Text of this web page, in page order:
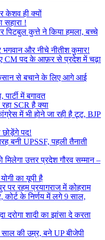
केशव ही क्यों
सहारा !
पिटबुल कुत्ते ने किया हमला, बच्चे
भगवान और नीचे नीतीश कुमार!
गए CM पद के आफ़र से प्रदेश में चढ़ा
से बचाने के लिए आगे आई
में बगावत
SCR है क्या
में भी होने जा रही है टूट, BJP
पद!
बनी UPSSF, पहली तैनाती
उत्तर प्रदेश गौरव सम्मान –
का यूपी है
पर रहम प्रयागराज में कोहराम
कोर्ट के निर्णय में लगे 9 साल,
दरोगा शादी का झांसा दे करता
की उम्र, बने UP बीजेपी